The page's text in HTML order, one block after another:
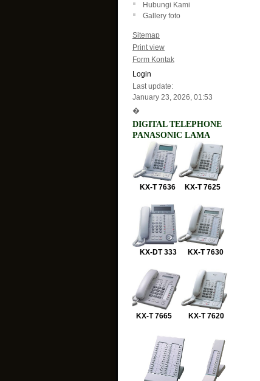
Hubungi Kami
Gallery foto
Sitemap
Print view
Form Kontak
Login
Last update:
January 23, 2026, 01:53
�
DIGITAL TELEPHONE
PANASONIC LAMA
KX-T 7636 KX-T 7625
KX-DT 333 KX-T 7630
KX-T 7665 KX-T 7620